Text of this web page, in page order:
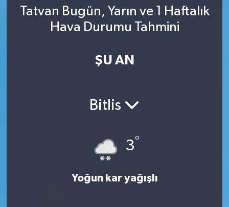
Tatvan Bugün, Yarın ve 1 Haftalık
Hava Durumu Tahmini
ŞU AN
Bitlis
3°
Yoğun kar yağışlı
Sağlık
Eskişehir Trafik Yoğunluk Haritası
Süper Lig Puan Durumu ve Fikstür